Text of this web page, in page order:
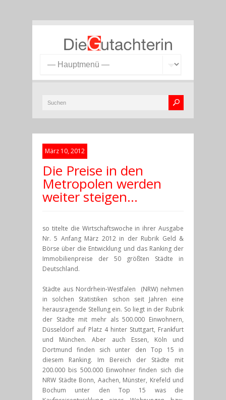
März 10, 2012
Die Preise in den
Metropolen werden
weiter steigen…
so titelte die Wirtschaftswoche in ihrer Ausgabe
Nr. 5 Anfang März 2012 in der Rubrik Geld &
Börse über die Entwicklung und das Ranking der
Immobilienpreise der 50 größten Städte in
Deutschland.
Städte aus Nordrhein-Westfalen (NRW) nehmen
in solchen Statistiken schon seit Jahren eine
herausragende Stellung ein. So liegt in der Rubrik
der Städte mit mehr als 500.000 Einwohnern,
Düsseldorf auf Platz 4 hinter Stuttgart, Frankfurt
und München. Aber auch Essen, Köln und
Dortmund finden sich unter den Top 15 in
diesem Ranking. Im Bereich der Städte mit
200.000 bis 500.000 Einwohner finden sich die
NRW Städte Bonn, Aachen, Münster, Krefeld und
Bochum unter den Top 15 was die